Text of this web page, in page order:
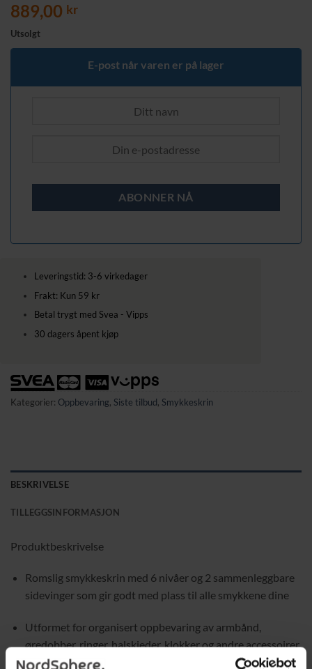
889,00 kr
Utsolgt
E-post når varen er på lager
Leveringstid: 3-6 virkedager
Frakt: Kun 59 kr
Betal trygt med Svea - Vipps
30 dagers åpent kjøp
Kategorier: Oppbevaring, Siste tilbud, Smykkeskrin
BESKRIVELSE
TILLEGGSINFORMASJON
Produktbeskrivelse
Romslig smykkeskrin med 6 nivåer og 2 sammenleggbare
sidevinger som gir godt med plass til alle smykkene dine
Utformet for organisert oppbevaring av armbånd,
øredobber, ringer, halskjeder, klokker og andre accessoirer